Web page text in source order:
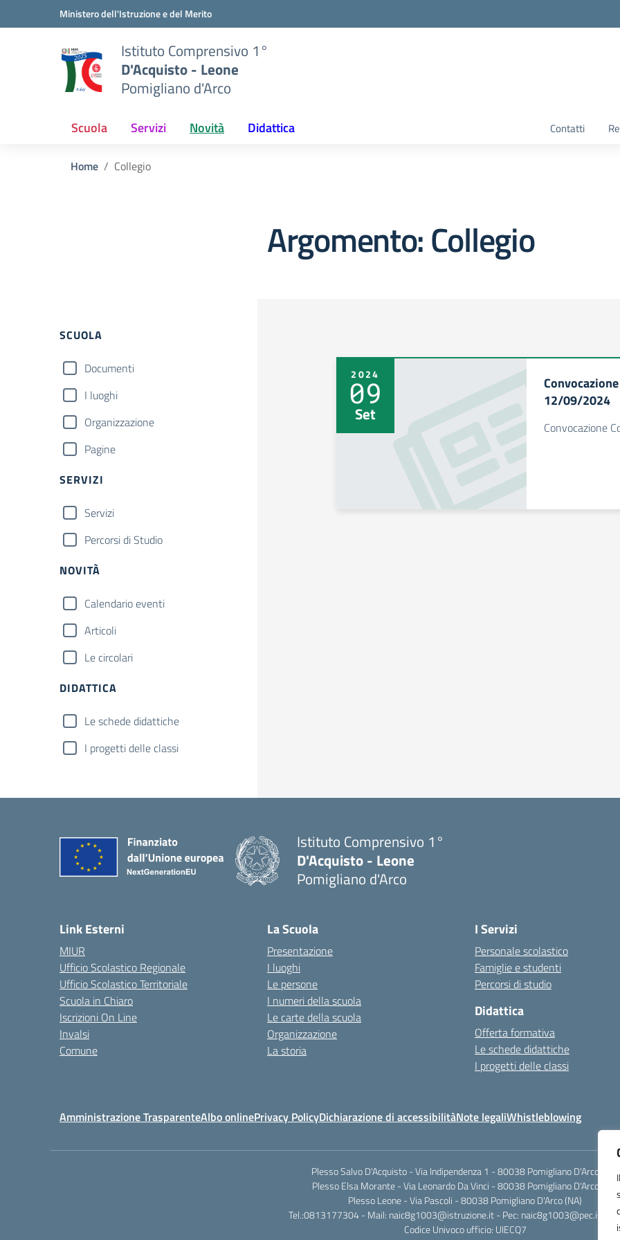
Vai ai contenuti
Vai al menu di navigazioneMinistero dell'Istruzione e del Merito
Istituto Comprensivo 1°
D'Acquisto - Leone
Pomigliano d'Arco
Scuola Servizi Novità Didattica Contatti
Home Collegio
Argomento: Collegio
Filtri
SCUOLA
Documenti
I luoghi
Organizzazione
Pagine
SERVIZI
Servizi
Percorsi di Studio
NOVITÀ
Calendario eventi
Articoli
Le circolari
DIDATTICA
Le schede didattiche
I progetti delle classi
2024
09
Set
12/09/2024
Convocazione
Istituto Comprensivo 1°
D'Acquisto - Leone
Pomigliano d'Arco
Link Esterni
MIUR
Ufficio Scolastico Regionale
Ufficio Scolastico Territoriale
Scuola in Chiaro
Iscrizioni On Line
Invalsi
Comune
La Scuola
Presentazione
I luoghi
Le persone
I numeri della scuola
Le carte della scuola
Organizzazione
La storia
I Servizi
Personale scolastico
Famiglie e studenti
Percorsi di studio
Didattica
Offerta formativa
Le schede didattiche
I progetti delle classi
Amministrazione TrasparenteAlbo onlinePrivacy PolicyDichiarazione di accessibilitàNote legaliWhistleblowing
Plesso Salvo D'Acquisto - Via Indipendenza 1 - 80038 Pomigliano D'Arco (NA)
Plesso Elsa Morante - Via Leonardo Da Vinci - 80038 Pomigliano D'Arco (NA)
Plesso Leone - Via Pascoli - 80038 Pomigliano D'Arco (NA)
Tel.:0813177304 - Mail: naic8g1003@istruzione.it - Pec:
Codice Univoco ufficio: UIECQ7